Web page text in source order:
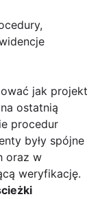
jak projekt
ostatnią
procedur
były spójne
oraz w
weryfikację.